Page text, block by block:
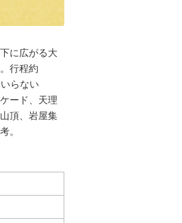
に広がる大
行程約
らない
ード、天理
頂、岩屋集
。